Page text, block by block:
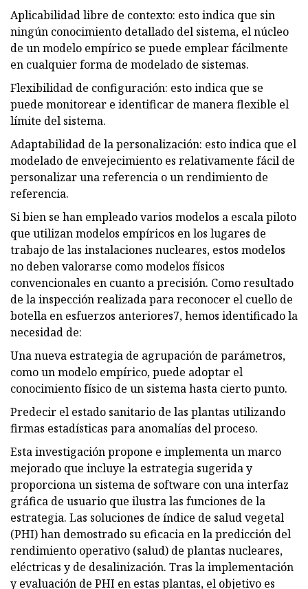
Aplicabilidad libre de contexto: esto indica que sin
ningún conocimiento detallado del sistema, el núcleo
de un modelo empírico se puede emplear fácilmente
en cualquier forma de modelado de sistemas.
Flexibilidad de configuración: esto indica que se
puede monitorear e identificar de manera flexible el
límite del sistema.
Adaptabilidad de la personalización: esto indica que el
modelado de envejecimiento es relativamente fácil de
personalizar una referencia o un rendimiento de
referencia.
Si bien se han empleado varios modelos a escala piloto
que utilizan modelos empíricos en los lugares de
trabajo de las instalaciones nucleares, estos modelos
no deben valorarse como modelos físicos
convencionales en cuanto a precisión. Como resultado
de la inspección realizada para reconocer el cuello de
botella en esfuerzos anteriores7, hemos identificado la
necesidad de:
Una nueva estrategia de agrupación de parámetros,
como un modelo empírico, puede adoptar el
conocimiento físico de un sistema hasta cierto punto.
Predecir el estado sanitario de las plantas utilizando
firmas estadísticas para anomalías del proceso.
Esta investigación propone e implementa un marco
mejorado que incluye la estrategia sugerida y
proporciona un sistema de software con una interfaz
gráfica de usuario que ilustra las funciones de la
estrategia. Las soluciones de índice de salud vegetal
(PHI) han demostrado su eficacia en la predicción del
rendimiento operativo (salud) de plantas nucleares,
eléctricas y de desalinización. Tras la implementación
y evaluación de PHI en estas plantas, el objetivo es